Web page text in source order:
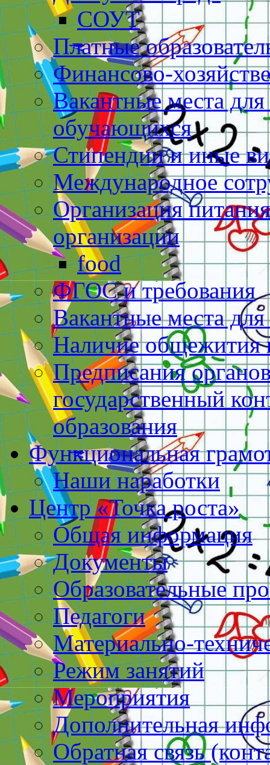
СОУТ
Платные
Финансово-
Вакантные места
обучающихся
Стипендии и иные
Международное
Организация
организации
food
ФГОС и требования
Вакантные места
Наличие общежития
Предписания
государственный
образования
Функциональная
Наши наработки
Центр «Точка роста»
Общая информация
Документы
Образовательные
Педагоги
Материально-
Режим занятий
Мероприятия
Дополнительная
Обратная связь